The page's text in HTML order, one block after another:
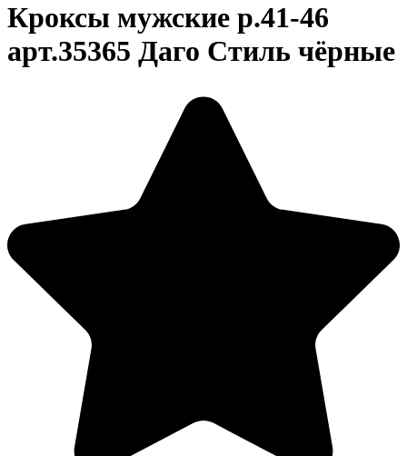
Кроксы мужские р.41-46
арт.35365 Даго Стиль чёрные